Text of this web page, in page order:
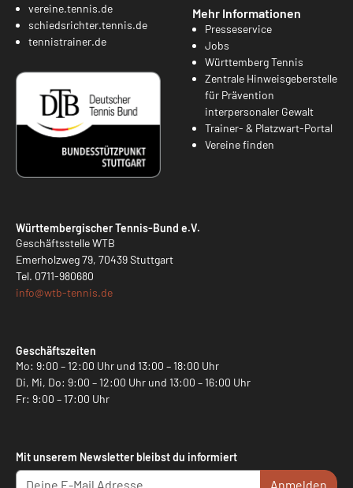
vereine.tennis.de
schiedsrichter.tennis.de
tennistrainer.de
Mehr Informationen
Presseservice
Jobs
Württemberg Tennis
Zentrale Hinweisgeberstelle
für Prävention
interpersonaler Gewalt
Trainer- & Platzwart-Portal
Vereine finden
Württembergischer Tennis-Bund e.V.
Geschäftsstelle WTB
Emerholzweg 79, 70439 Stuttgart
Tel. 0711-980680
info@wtb-tennis.de
Geschäftszeiten
Mo: 9:00 – 12:00 Uhr und 13:00 – 18:00 Uhr
Di, Mi, Do: 9:00 – 12:00 Uhr und 13:00 – 16:00 Uhr
Fr: 9:00 – 17:00 Uhr
Mit unserem Newsletter bleibst du informiert
Anmelden